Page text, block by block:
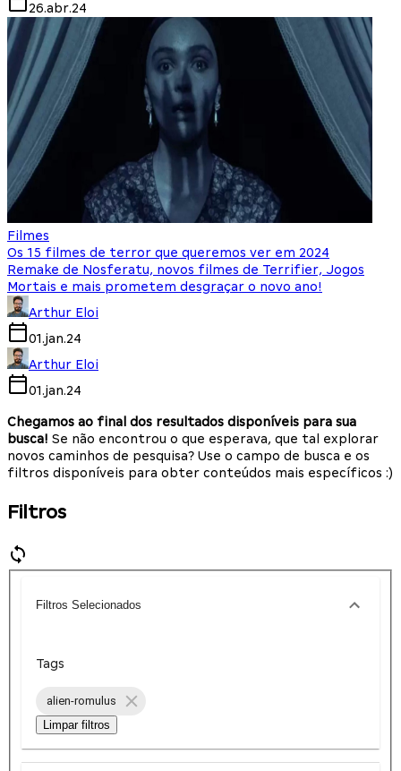
26.abr.24
Filmes
Os 15 filmes de terror que queremos ver em 2024
Remake de Nosferatu, novos filmes de Terrifier, Jogos
Mortais e mais prometem desgraçar o novo ano!
Arthur Eloi
01.jan.24
Arthur Eloi
01.jan.24
Chegamos ao final dos resultados disponíveis para sua
busca! Se não encontrou o que esperava, que tal explorar
novos caminhos de pesquisa? Use o campo de busca e os
filtros disponíveis para obter conteúdos mais específicos :)
Filtros
Filtros Selecionados
Tags
alien-romulus
Limpar filtros